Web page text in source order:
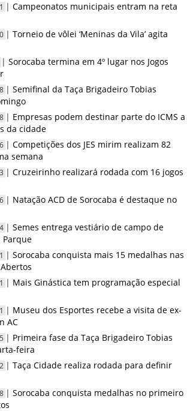
| Campeonatos municipais entram na reta
| Torneio de vôlei ‘Meninas da Vila’ agita
| Sorocaba termina em 4º lugar nos Jogos
| Semifinal da Taça Brigadeiro Tobias
| Empresas podem destinar parte do ICMS a
da cidade
| Competições dos JES mirim realizam 82
semana
| Cruzeirinho realizará rodada com 16 jogos
| Natação ACD de Sorocaba é destaque no
| Semes entrega vestiário de campo de
| Sorocaba conquista mais 15 medalhas nas
| Mais Ginástica tem programação especial
| Museu dos Esportes recebe a visita de ex-
AC
| Primeira fase da Taça Brigadeiro Tobias
feira
| Taça Cidade realiza rodada para definir
| Sorocaba conquista medalhas no primeiro